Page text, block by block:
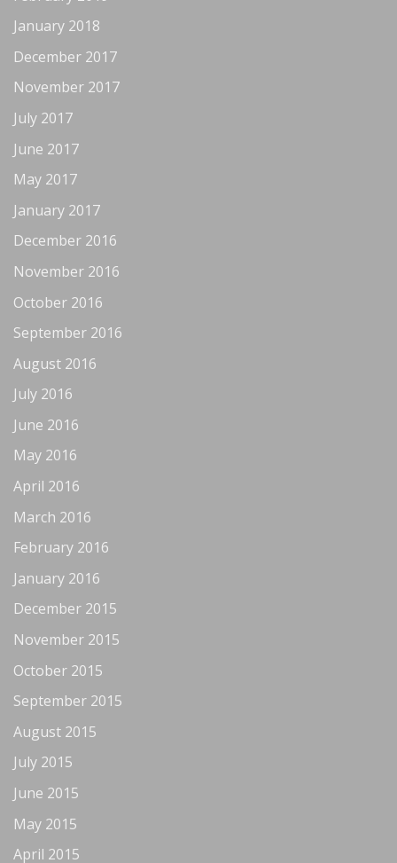
January 2018
December 2017
November 2017
July 2017
June 2017
May 2017
January 2017
December 2016
November 2016
October 2016
September 2016
August 2016
July 2016
June 2016
May 2016
April 2016
March 2016
February 2016
January 2016
December 2015
November 2015
October 2015
September 2015
August 2015
July 2015
June 2015
May 2015
April 2015